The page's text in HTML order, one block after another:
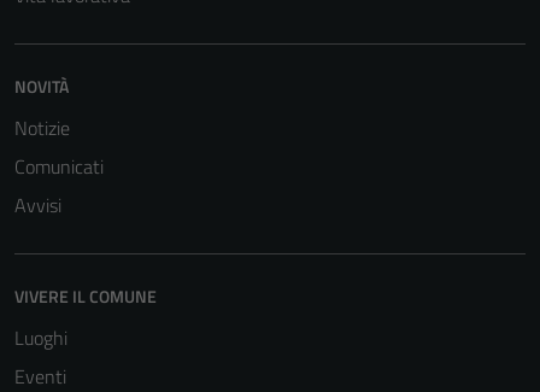
NOVITÀ
Notizie
Comunicati
Avvisi
VIVERE IL COMUNE
Luoghi
Eventi